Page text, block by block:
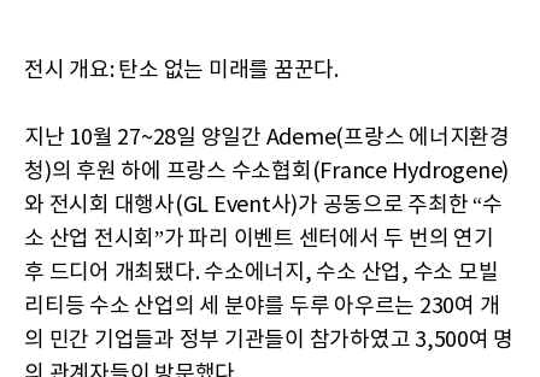
전시 개요: 탄소 없는 미래를 꿈꾼다.
지난 10월 27~28일 양일간 Ademe(프랑스 에너지환경
청)의 후원 하에 프랑스 수소협회(France Hydrogene)
와 전시회 대행사(GL Event사)가 공동으로 주최한 “수
소 산업 전시회”가 파리 이벤트 센터에서 두 번의 연기
후 드디어 개최됐다. 수소에너지, 수소 산업, 수소 모빌
리티등 수소 산업의 세 분야를 두루 아우르는 230여 개
의 민간 기업들과 정부 기관들이 참가하였고 3,500여 명